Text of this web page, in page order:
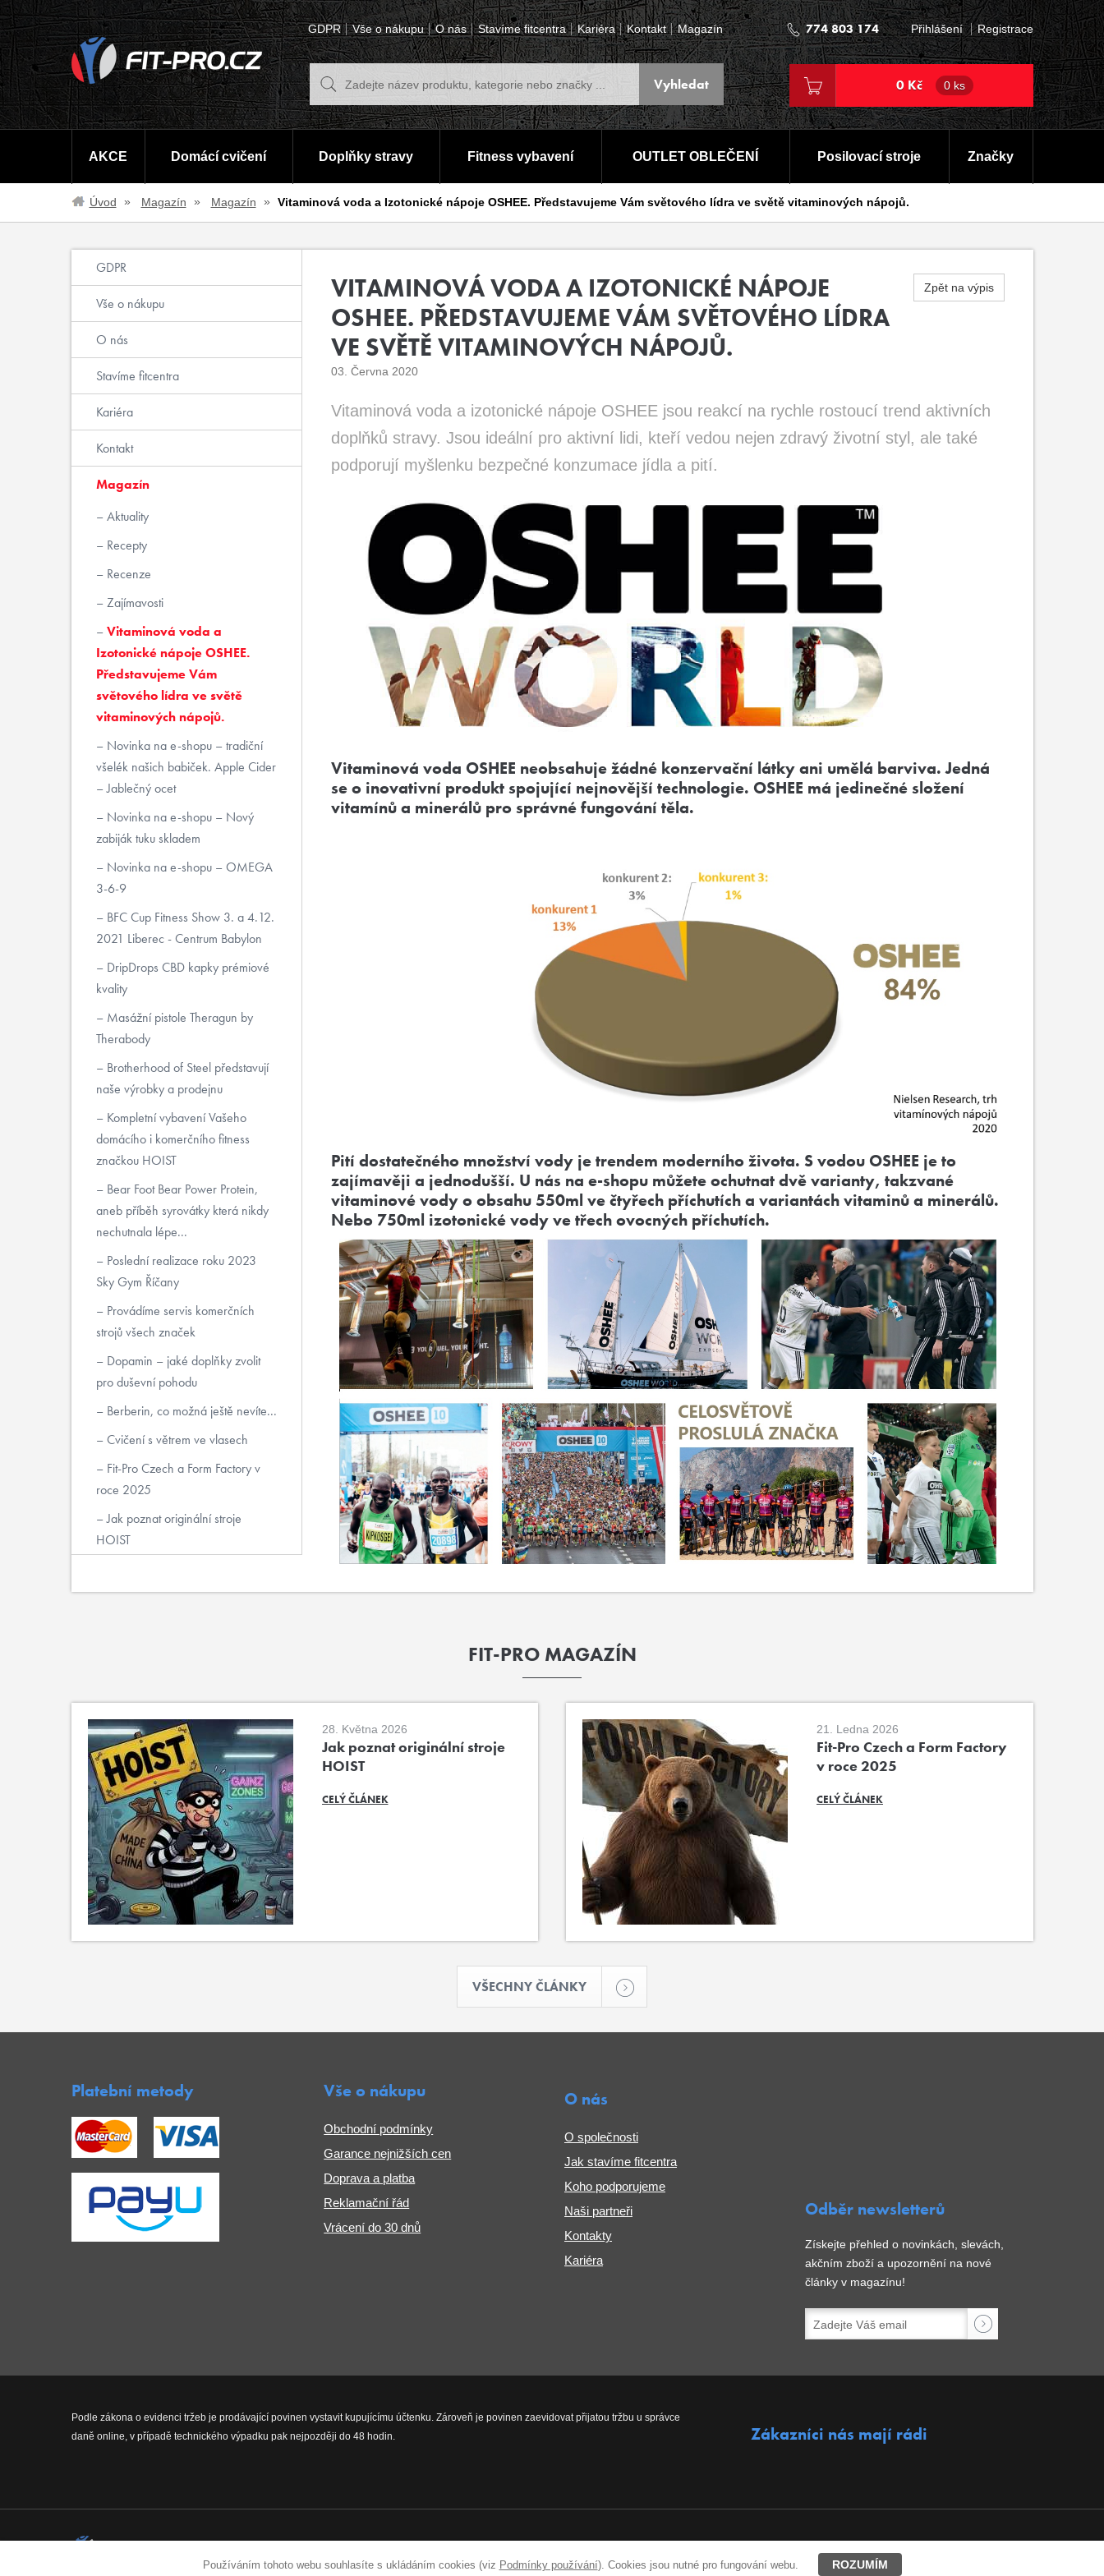
Používáním tohoto webu souhlasíte s ukládáním cookies (viz Podmínky používání). Cookies jsou nutné pro fungování webu. ROZUMÍM
GDPR Vše o nákupu O nás Stavíme fitcentra Kariéra Kontakt Magazín 774 803 174 Přihlášení Registrace
0 Kč 0 ks
AKCE Domácí cvičení Doplňky stravy Fitness vybavení OUTLET OBLEČENÍ Posilovací stroje Značky
Úvod Magazín Magazín Vitaminová voda a Izotonické nápoje OSHEE. Představujeme Vám světového lídra ve světě vitaminových nápojů.
Zpět na výpis
VITAMINOVÁ VODA A IZOTONICKÉ NÁPOJE
OSHEE. PŘEDSTAVUJEME VÁM SVĚTOVÉHO LÍDRA
VE SVĚTĚ VITAMINOVÝCH NÁPOJŮ.
03. Června 2020
Vitaminová voda a izotonické nápoje OSHEE jsou reakcí na rychle rostoucí trend aktivních
doplňků stravy. Jsou ideální pro aktivní lidi, kteří vedou nejen zdravý životní styl, ale také
podporují myšlenku bezpečné konzumace jídla a pití.
Vitaminová voda OSHEE neobsahuje žádné konzervační látky ani umělá barviva. Jedná
se o inovativní produkt spojující nejnovější technologie. OSHEE má jedinečné složení
vitamínů a minerálů pro správné fungování těla.
Pití dostatečného množství vody je trendem moderního života. S vodou OSHEE je to
zajímavěji a jednodušší. U nás na e-shopu můžete ochutnat dvě varianty, takzvané
vitaminové vody o obsahu 550ml ve čtyřech příchutích a variantách vitaminů a minerálů.
Nebo 750ml izotonické vody ve třech ovocných příchutích.
GDPR
Vše o nákupu
O nás
Stavíme fitcentra
Kariéra
Kontakt
Magazín
Aktuality
Recepty
Recenze
Zajímavosti
Vitaminová voda a
Izotonické nápoje OSHEE.
Představujeme Vám
světového lídra ve světě
vitaminových nápojů.
Novinka na e-shopu – tradiční
všelék našich babiček. Apple Cider
– Jablečný ocet
Novinka na e-shopu – Nový
zabiják tuku skladem
Novinka na e-shopu – OMEGA
3-6-9
BFC Cup Fitness Show 3. a 4.12.
2021 Liberec - Centrum Babylon
DripDrops CBD kapky prémiové
kvality
Masážní pistole Theragun by
Therabody
Brotherhood of Steel představují
naše výrobky a prodejnu
Kompletní vybavení Vašeho
domácího i komerčního fitness
značkou HOIST
Bear Foot Bear Power Protein,
aneb příběh syrovátky která nikdy
nechutnala lépe...
Poslední realizace roku 2023
Sky Gym Říčany
Provádíme servis komerčních
strojů všech značek
Dopamin – jaké doplňky zvolit
pro duševní pohodu
Berberin, co možná ještě nevíte...
Cvičení s větrem ve vlasech
Fit-Pro Czech a Form Factory v
roce 2025
Jak poznat originální stroje
HOIST
FIT-PRO MAGAZÍN
28. Května 2026
Jak poznat originální stroje
HOIST
CELÝ ČLÁNEK
21. Ledna 2026
Fit-Pro Czech a Form Factory
v roce 2025
CELÝ ČLÁNEK
VŠECHNY ČLÁNKY
Platební metody Vše o nákupu
Obchodní podmínky
Garance nejnižších cen
Doprava a platba
Reklamační řád
Vrácení do 30 dnů
O nás
O společnosti
Jak stavíme fitcentra
Koho podporujeme
Naši partneři
Kontakty
Kariéra
Odběr newsletterů
Získejte přehled o novinkách, slevách,
akčním zboží a upozornění na nové
články v magazínu!
Podle zákona o evidenci tržeb je prodávající povinen vystavit kupujícímu účtenku. Zároveň je povinen zaevidovat přijatou tržbu u správce
daně online, v případě technického výpadku pak nejpozději do 48 hodin.
Zákazníci nás mají rádi